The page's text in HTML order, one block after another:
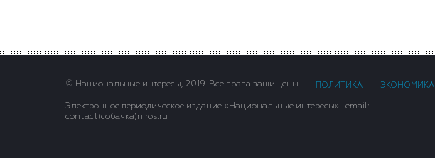
© Национальные интересы, 2019. Все права защищены. ПОЛИТИКА ЭКОНОМИКА
Электронное периодическое издание «Национальные интересы» . email:
contact(сoбaчка)niros.ru